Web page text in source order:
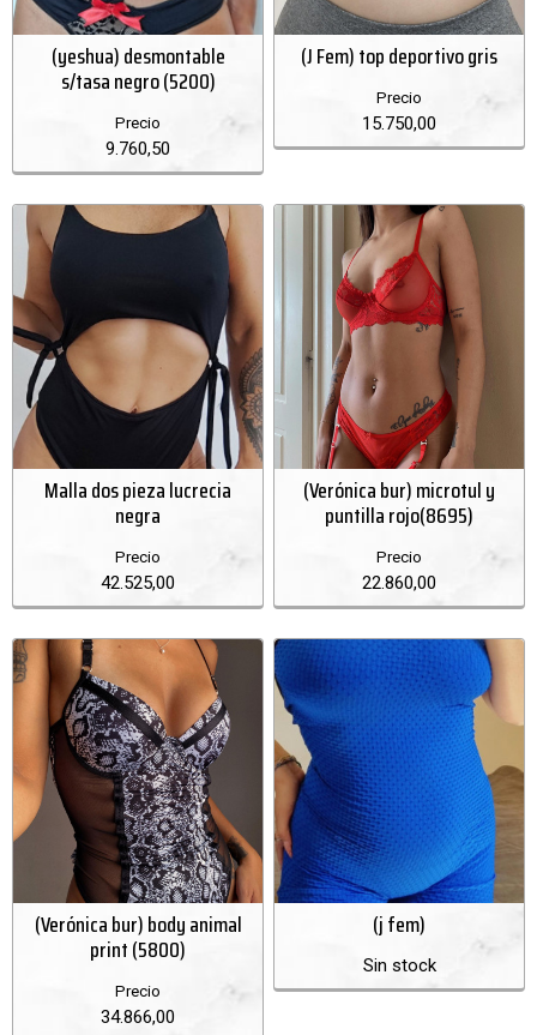
(yeshua) desmontable
s/tasa negro (5200)
Precio
9.760,50
(J Fem) top deportivo gris
Precio
15.750,00
Malla dos pieza lucrecia
negra
Precio
42.525,00
(Verónica bur) microtul y
puntilla rojo(8695)
Precio
22.860,00
(Verónica bur) body animal
print (5800)
Precio
34.866,00
(j fem)
Sin stock